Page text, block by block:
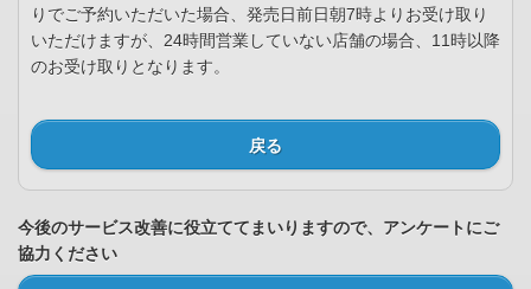
りでご予約いただいた場合、発売日前日朝7時よりお受け取り
いただけますが、24時間営業していない店舗の場合、11時以降
のお受け取りとなります。
戻る
今後のサービス改善に役立ててまいりますので、アンケートにご
協力ください